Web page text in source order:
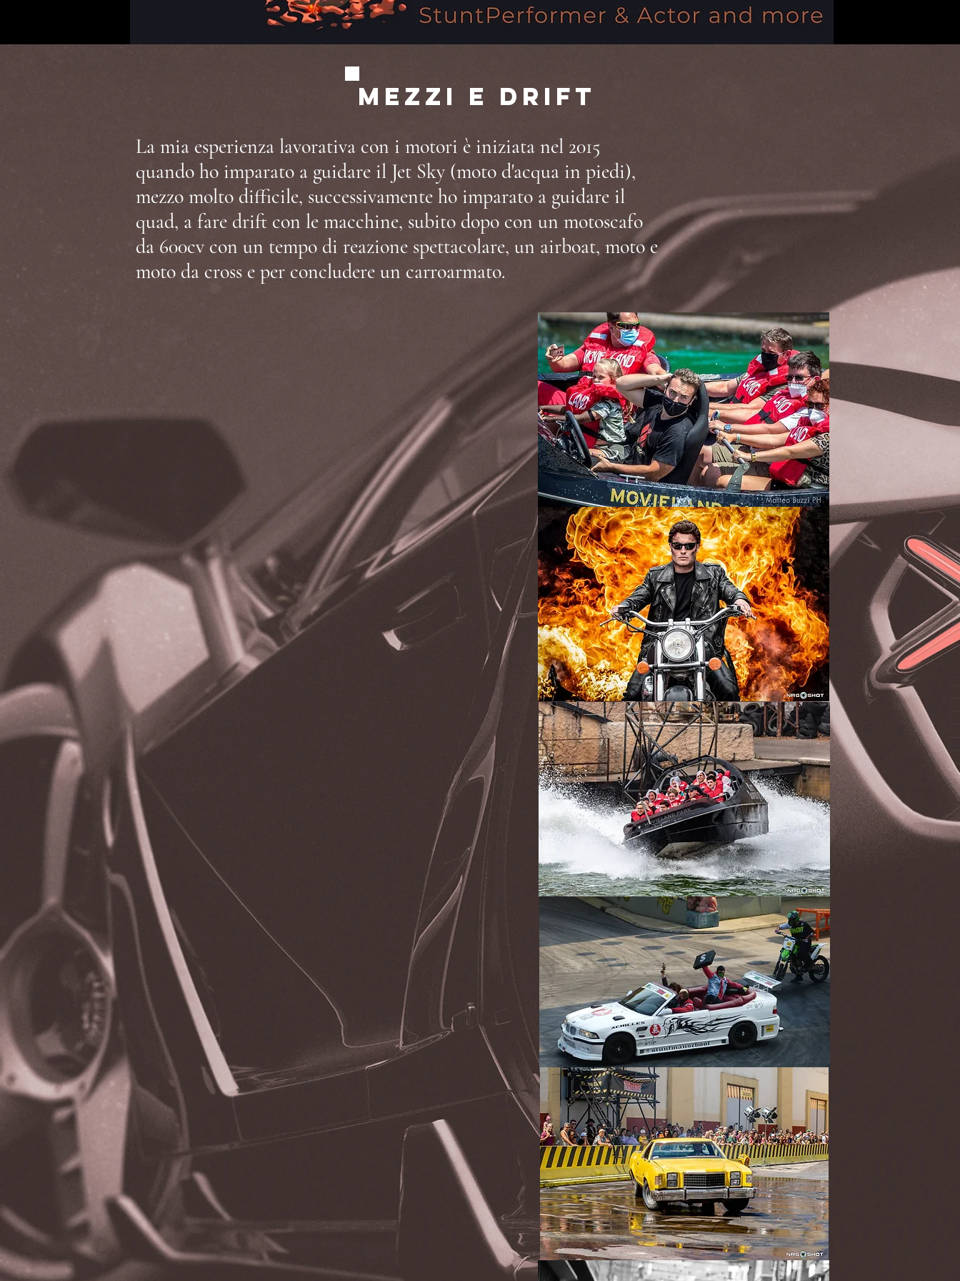
Mezzi e drift
La mia esperienza lavorativa con i motori è iniziata nel 2015
quando ho imparato a guidare il Jet Sky (moto d'acqua in piedi),
mezzo molto difficile, successivamente ho imparato a guidare il
quad, a fare drift con le macchine, subito dopo con un motoscafo
da 600cv con un tempo di reazione spettacolare, un airboat, moto e
moto da cross e per concludere un carroarmato.